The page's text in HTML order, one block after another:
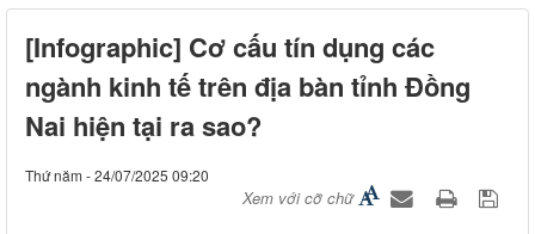
[Infographic] Cơ cấu tín dụng các
ngành kinh tế trên địa bàn tỉnh Đồng
Nai hiện tại ra sao?
Thứ năm - 24/07/2025 09:20
Xem với cỡ chữ